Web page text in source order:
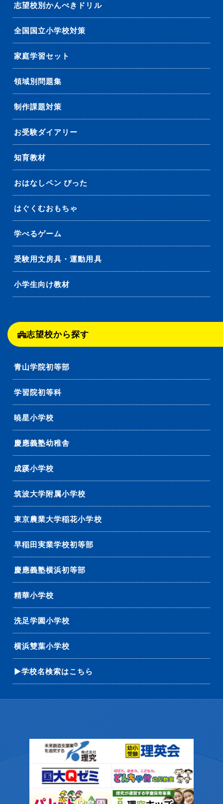
志望校別かんぺきドリル
全国国立小学校対策
家庭学習セット
領域別問題集
制作課題対策
お受験ダイアリー
知育教材
おはなしペン ぴった
はぐくむおもちゃ
学べるゲーム
受験用文房具・運動用具
小学生向け教材
志望校から探す
青山学院初等部
学習院初等科
暁星小学校
慶應義塾幼稚舎
成蹊小学校
筑波大学附属小学校
東京農業大学稲花小学校
早稲田実業学校初等部
慶應義塾横浜初等部
精華小学校
洗足学園小学校
横浜雙葉小学校
▶学校名検索はこちら